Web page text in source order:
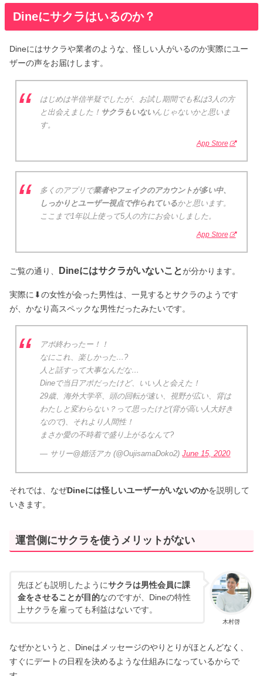
Dineにサクラはいるのか？
Dineにはサクラや業者のような、怪しい人がいるのか実際にユー
ザーの声をお届けします。
はじめは半信半疑でしたが、お試し期間でも私は3人の方
と出会えました！ サクラもいないんじゃないかと思いま
す。
App Store
多くのアプリで業者やフェイクのアカウントが多い中、
しっかりとユーザー視点で作られているかと思います。
ここまで1年以上使って5人の方にお会いしました。
App Store
ご覧の通り、 Dineにはサクラがいないことが分かります。
実際に⬇︎の女性が会った男性は、一見するとサクラのようです
が、かなり高スペックな男性だったみたいです。
アポ終わったー！！
なにこれ、楽しかった…?
人と話すって大事なんだな…
Dineで当日アポだったけど、いい人と会えた！
29歳、海外大学卒、頭の回転が速い、視野が広い、背は
わたしと変わらない？って思ったけど(背が高い人大好き
なので)、それより人間性！
まさか愛の不時着で盛り上がるなんて?
— サリー@婚活アカ (@OujisamaDoko2)June 15, 2020
それでは、なぜDineには怪しいユーザーがいないのかを説明して
いきます。
運営側にサクラを使うメリットがない
木村啓
先ほども説明したようにサクラは男性会員に課
金をさせることが目的なのですが、Dineの特性
上サクラを雇っても利益はないです。
なぜかというと、Dineはメッセージのやりとりがほとんどなく、
すぐにデートの日程を決めるような仕組みになっているからで